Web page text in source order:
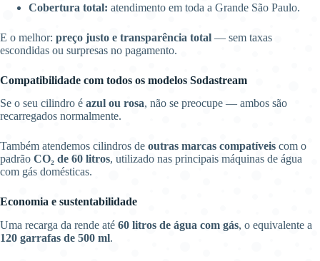
Cobertura total: atendimento em toda a Grande São Paulo.
E o melhor: preço justo e transparência total — sem taxas
escondidas ou surpresas no pagamento.
Compatibilidade com todos os modelos Sodastream
Se o seu cilindro é azul ou rosa, não se preocupe — ambos são
recarregados normalmente.
Também atendemos cilindros de outras marcas compatíveis com o
padrão CO₂ de 60 litros, utilizado nas principais máquinas de água
com gás domésticas.
Economia e sustentabilidade
Uma recarga da rende até 60 litros de água com gás, o equivalente a
120 garrafas de 500 ml.